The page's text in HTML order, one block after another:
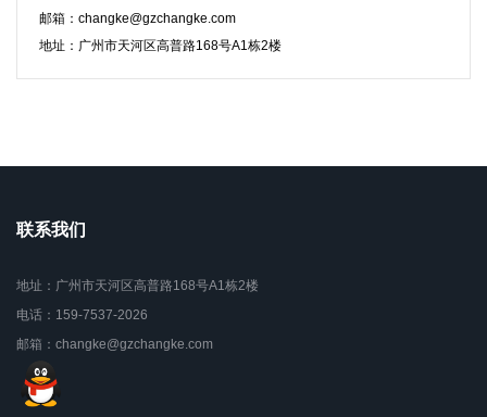
邮箱：changke@gzchangke.com
地址：广州市天河区高普路168号A1栋2楼
联系我们
地址：广州市天河区高普路168号A1栋2楼
电话：159-7537-2026
邮箱：changke@gzchangke.com